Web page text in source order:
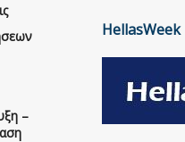
–
HellasWeek